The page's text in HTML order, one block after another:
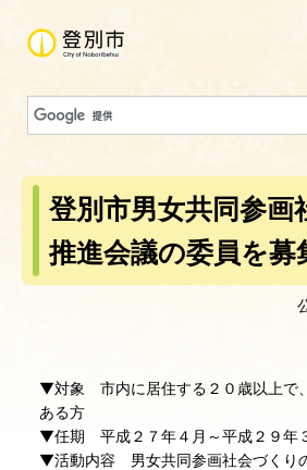
登別市男女共同参画
推進会議の委員を募
▼対象 市内に居住する２０歳以上で
ある方
▼任期 平成２７年４月～平成２９年
▼活動内容 男女共同参画社会づくり